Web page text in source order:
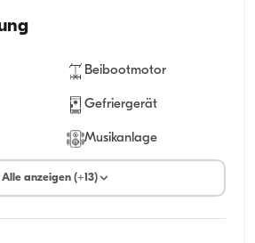
Beibootmotor
Gefriergerät
Musikanlage
Alle anzeigen (+13)